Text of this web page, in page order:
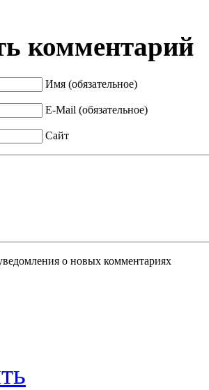
комментарий
Имя (обязательное)
E-Mail (обязательное)
Сайт
о новых комментариях